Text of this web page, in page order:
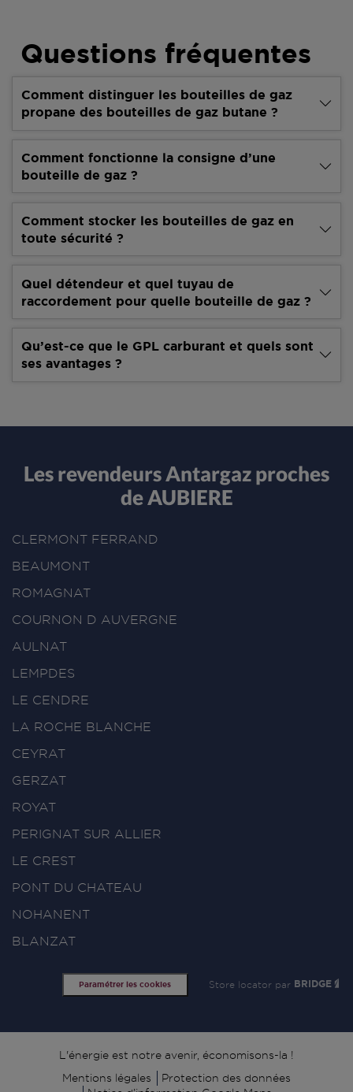
Questions fréquentes
Comment distinguer les bouteilles de gaz
propane des bouteilles de gaz butane ?
Comment fonctionne la consigne d’une
bouteille de gaz ?
Comment stocker les bouteilles de gaz en
toute sécurité ?
Quel détendeur et quel tuyau de
raccordement pour quelle bouteille de gaz ?
Qu’est-ce que le GPL carburant et quels sont
ses avantages ?
Les revendeurs Antargaz proches
de AUBIERE
CLERMONT FERRAND
BEAUMONT
ROMAGNAT
COURNON D AUVERGNE
AULNAT
LEMPDES
LE CENDRE
LA ROCHE BLANCHE
CEYRAT
GERZAT
ROYAT
PERIGNAT SUR ALLIER
LE CREST
PONT DU CHATEAU
NOHANENT
BLANZAT
Paramétrer les cookies Store locator par BRIDGE
Signature
L'énergie est notre avenir, économisons-la !
Mentions légales
Protection des données